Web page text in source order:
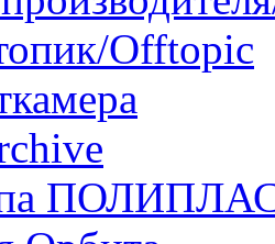
Offtopic